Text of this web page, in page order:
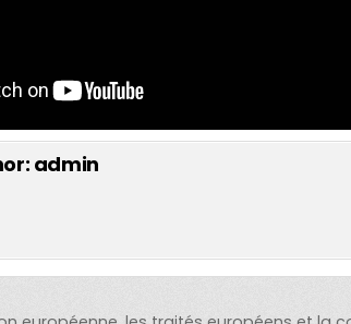
admin